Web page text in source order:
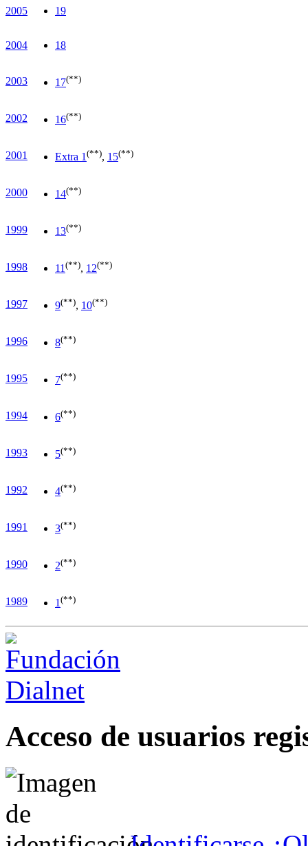
2005 19
2004 18
2003 17(**)
2002 16(**)
2001 Extra 1 (**), 15(**)
2000 14(**)
1999 13(**)
1998 11 (**), 12(**)
1997 9(**), 10(**)
1996 8(**)
1995 7(**)
1994 6(**)
1993 5(**)
1992 4(**)
1991 3(**)
1990 2(**)
1989 1 (**)
Acceso de usuarios